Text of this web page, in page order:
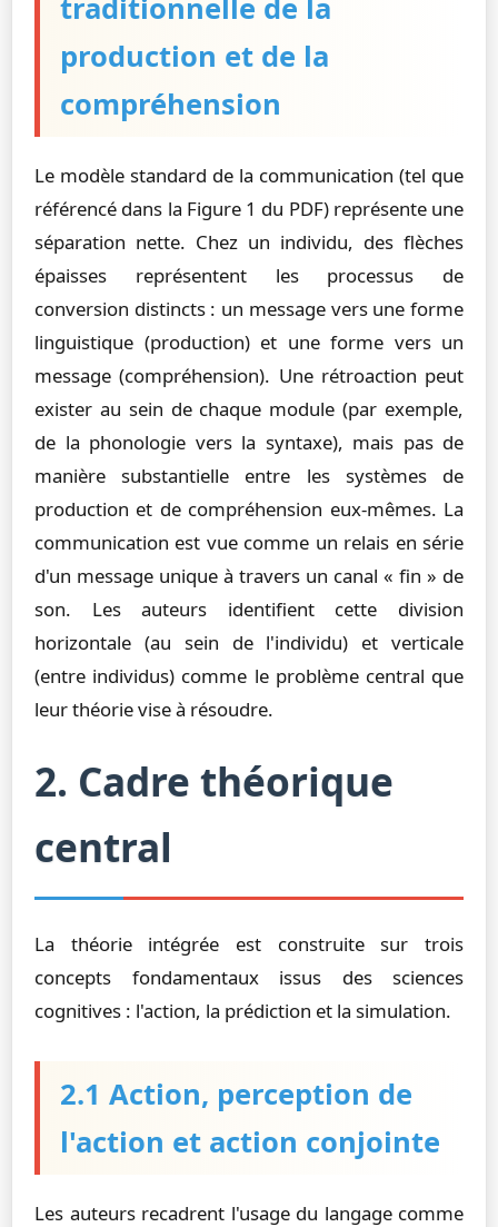
traditionnelle de la
production et de la
compréhension
Le modèle standard de la communication (tel que
référencé dans la Figure 1 du PDF) représente une
séparation nette. Chez un individu, des flèches
épaisses représentent les processus de
conversion distincts : un message vers une forme
linguistique (production) et une forme vers un
message (compréhension). Une rétroaction peut
exister au sein de chaque module (par exemple,
de la phonologie vers la syntaxe), mais pas de
manière substantielle entre les systèmes de
production et de compréhension eux-mêmes. La
communication est vue comme un relais en série
d'un message unique à travers un canal « fin » de
son. Les auteurs identifient cette division
horizontale (au sein de l'individu) et verticale
(entre individus) comme le problème central que
leur théorie vise à résoudre.
2. Cadre théorique
central
La théorie intégrée est construite sur trois
concepts fondamentaux issus des sciences
cognitives : l'action, la prédiction et la simulation.
2.1 Action, perception de
l'action et action conjointe
Les auteurs recadrent l'usage du langage comme